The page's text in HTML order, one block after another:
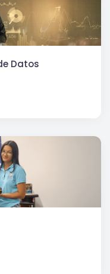
Datos